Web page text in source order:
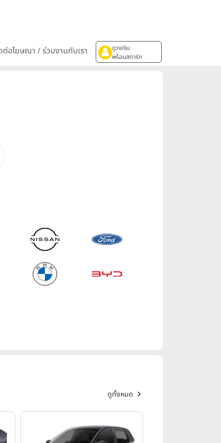
อโฆษณา / ร่วมงานกับเรา
ดูวงเงิน
พร้อมสตาร์ท
ดูทั้งหมด